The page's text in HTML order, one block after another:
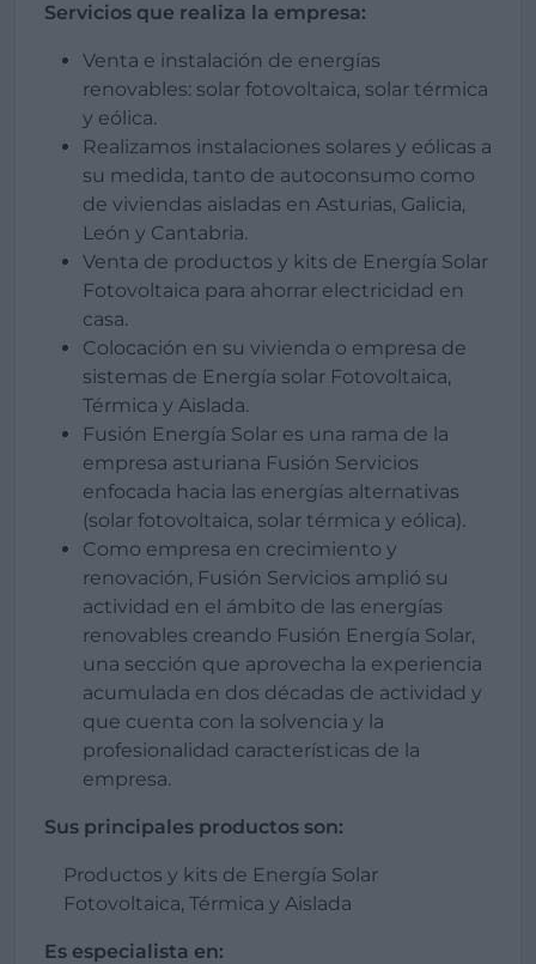
Servicios que realiza la empresa:
Venta e instalación de energías
renovables: solar fotovoltaica, solar térmica
y eólica.
Realizamos instalaciones solares y eólicas a
su medida, tanto de autoconsumo como
de viviendas aisladas en Asturias, Galicia,
León y Cantabria.
Venta de productos y kits de Energía Solar
Fotovoltaica para ahorrar electricidad en
casa.
Colocación en su vivienda o empresa de
sistemas de Energía solar Fotovoltaica,
Térmica y Aislada.
Fusión Energía Solar es una rama de la
empresa asturiana Fusión Servicios
enfocada hacia las energías alternativas
(solar fotovoltaica, solar térmica y eólica).
Como empresa en crecimiento y
renovación, Fusión Servicios amplió su
actividad en el ámbito de las energías
renovables creando Fusión Energía Solar,
una sección que aprovecha la experiencia
acumulada en dos décadas de actividad y
que cuenta con la solvencia y la
profesionalidad características de la
empresa.
Sus principales productos son:
Productos y kits de Energía Solar
Fotovoltaica, Térmica y Aislada
Es especialista en: